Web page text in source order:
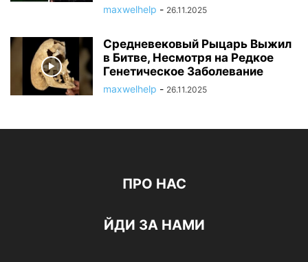
maxwelhelp - 26.11.2025
Средневековый Рыцарь Выжил
в Битве, Несмотря на Редкое
Генетическое Заболевание
maxwelhelp - 26.11.2025
ПРО НАС
ЙДИ ЗА НАМИ